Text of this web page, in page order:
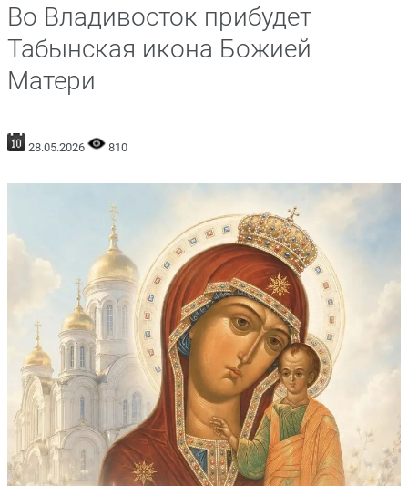
Во Владивосток прибудет
Табынская икона Божией
Матери
28.05.2026 810